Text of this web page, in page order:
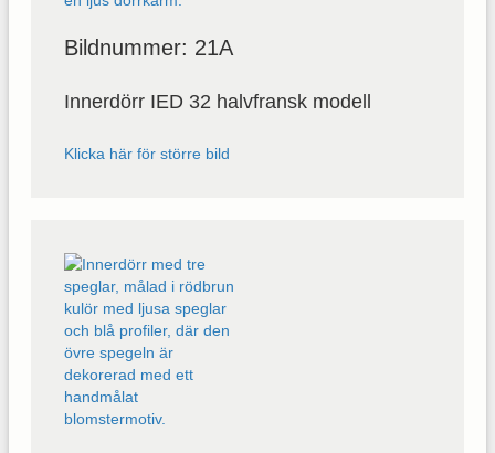
Bildnummer: 21A
Innerdörr IED 32 halvfransk modell
Klicka här för större bild